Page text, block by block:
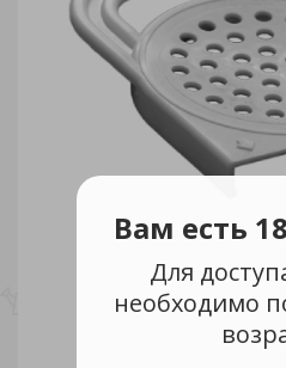
Вам есть
Для
необходимо